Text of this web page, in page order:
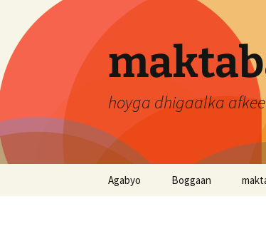
content
hoyga dhigaalka
Agabyo Boggaan